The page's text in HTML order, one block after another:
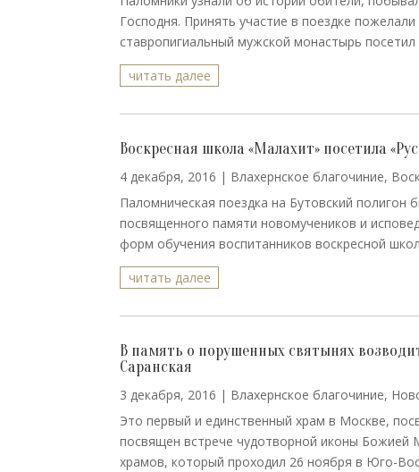
Господня. Принять участие в поездке
ставропигиальный мужской монастырь посетил
читать далее
Воскресная школа «Малахит» посетила
4 декабря, 2016 | Влахернское благочиние,
Паломническая поездка на Бутовский полигон
посвященного памяти новомучеников и
форм обучения воспитанников воскресной
читать далее
В память о порушенных святынях
Саранская
3 декабря, 2016 | Влахернское благочиние,
Это первый и единственный храм в Москве,
посвящен встрече чудотворной иконы Божией
храмов, который проходил 26 ноября в Юго-